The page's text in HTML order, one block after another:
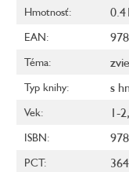
Hmotnosť:
EAN:
Téma:
Typ knihy: s
Vek: 1-2,
ISBN:
PCT: